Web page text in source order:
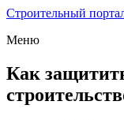
Строительный
Меню
Как